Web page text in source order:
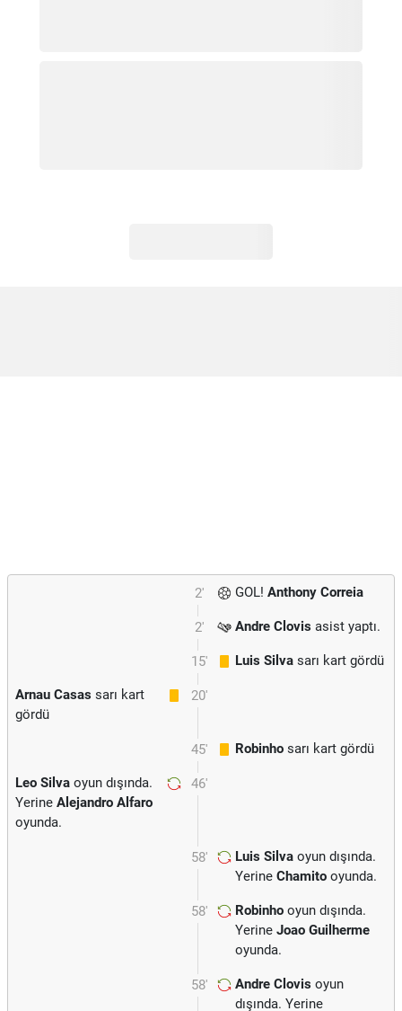
2' GOL! Anthony Correia
2' Andre Clovis asist yaptı.
15' Luis Silva sarı kart gördü
20'
Arnau Casas sarı kart
gördü
45' Robinho sarı kart gördü
46'
Leo Silva oyun dışında.
Yerine Alejandro Alfaro
oyunda.
58' Luis Silva oyun dışında.
Yerine Chamito oyunda.
58' Robinho oyun dışında.
Yerine Joao Guilherme
oyunda.
58' Andre Clovis oyun
dışında. Yerine